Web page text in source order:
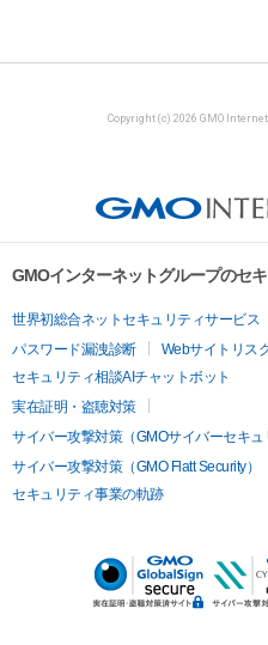
Copyright (c) 2026 GMO
GMOインターネットグループのセ
世界初総合ネットセキュリティサービス
パスワード漏洩診断
Webサイトリス
セキュリティ相談AIチャットボット
実在証明・盗聴対策
サイバー攻撃対策（GMOサイバーセキュ
サイバー攻撃対策（GMO Flatt Security）
セキュリティ事業の軌跡